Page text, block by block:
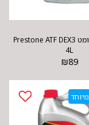
שמן גיר אוטומט Prestone ATF DEX3
4L
₪89